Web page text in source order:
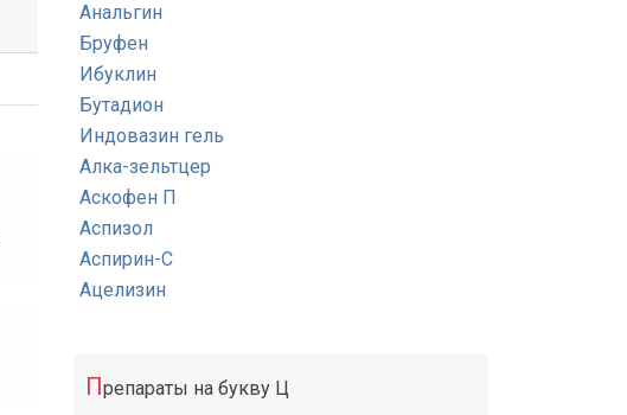
Анальгин
Бруфен
Ибуклин
Бутадион
Индовазин гель
Алка-зельтцер
Аскофен П
Аспизол
Аспирин-С
Ацелизин
Препараты на букву Ц